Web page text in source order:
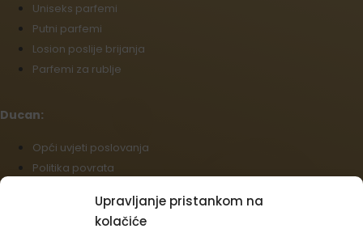
Upravljanje pristankom na
kolačiće
Uniseks parfemi
Putni parfemi
Losion poslije brijanja
Parfemi za rublje
Ducan:
Opći uvjeti poslovanja
Politika povrata
Politika kolačića (EU)
Veleprodaja